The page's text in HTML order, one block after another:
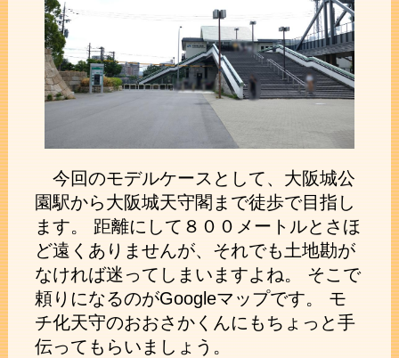
今回のモデルケースとして、大阪城公
園駅から大阪城天守閣まで徒歩で目指し
ます。 距離にして８００メートルとさほ
ど遠くありませんが、それでも土地勘が
なければ迷ってしまいますよね。 そこで
頼りになるのがGoogleマップです。 モ
チ化天守のおおさかくんにもちょっと手
伝ってもらいましょう。